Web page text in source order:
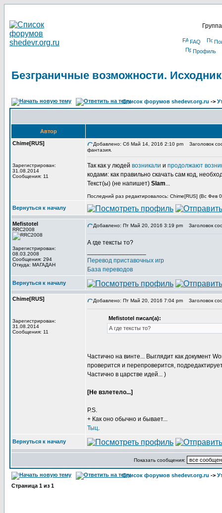
FAQ
Профиль
Безграничные возможности.
Список форумов shedevr.org.ru ->
Автор
Chime[RUS]
Зарегистрирован:
31.08.2014
Сообщения: 11
Добавлено: Сб Май 14, 2016 2:10 pm
Заголовок
фантазия.
Так как у людей возникали и продолжают
кодами: как правильно скачать сам код,
Текст(ы) (не напишет) Slam...
Последний раз редактировалось: Chime[RUS] (Вс Фев
Вернуться к началу
Mefistotel
RRC2008
Зарегистрирован:
08.03.2008
Сообщения: 294
Откуда: МАГАДАН
Добавлено: Пт Май 20, 2016 3:19 pm Заголовок
А где тексты то?
Перевод приставочных игр
База переводов
Вернуться к началу
Chime[RUS]
Зарегистрирован:
31.08.2014
Сообщения: 11
Добавлено: Пт Май 20, 2016 7:04 pm Заголовок
Mefistotel писал(а):
А где тексты то?
Частично на винте... Выглядит как документ
проверится и перепроверится,
Частично в царстве идей... )
[Не взлетело...]
P.S.
+ Как оно обычно и бывает...
Тыц.
Вернуться к началу
Показать сообщения:
Список форумов shedevr.org.ru ->
Страница 1 из 1